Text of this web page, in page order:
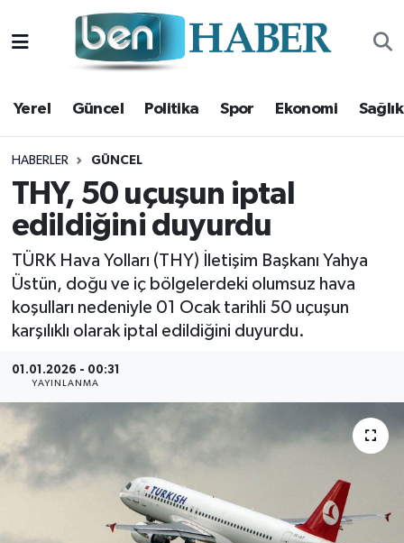
Yerel Güncel Politika Spor Ekonomi Sağlık
HABERLER GÜNCEL
THY, 50 uçuşun iptal
edildiğini duyurdu
TÜRK Hava Yolları (THY) İletişim Başkanı Yahya
Üstün, doğu ve iç bölgelerdeki olumsuz hava
koşulları nedeniyle 01 Ocak tarihli 50 uçuşun
karşılıklı olarak iptal edildiğini duyurdu.
01.01.2026 - 00:31
YAYINLANMA
Yerel
Güncel
Politika
Spor
Ekonomi
Sağlık
Kültür Sanat
Röportajlar
Hava Durumu
Trafik Durumu
Süper Lig Puan Durumu ve Fikstür
Tüm Manşetler
Son Dakika Haberleri
Haber Arşivi